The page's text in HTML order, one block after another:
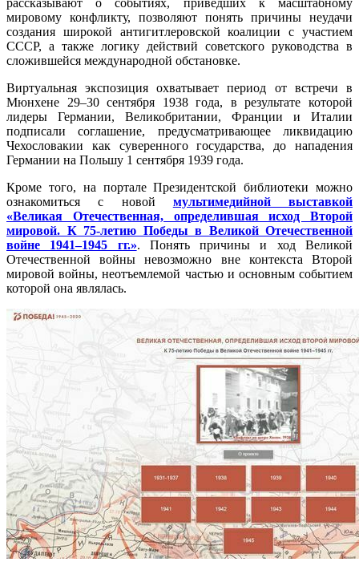
мировому конфликту, позволяют понять причины неудачи
создания широкой антигитлеровской коалиции с участием
СССР, а также логику действий советского руководства в
сложившейся международной обстановке.
Виртуальная экспозиция охватывает период от встречи в
Мюнхене 29–30 сентября 1938 года, в результате которой
лидеры Германии, Великобритании, Франции и Италии
подписали соглашение, предусматривающее ликвидацию
Чехословакии как суверенного государства, до нападения
Германии на Польшу 1 сентября 1939 года.
Кроме того, на портале Президентской библиотеки можно
ознакомиться с новой мультимедийной выставкой
«Великая Отечественная, определившая исход Второй
мировой. К 75-летию Победы в Великой Отечественной
войне 1941–1945 гг.». Понять причины и ход Великой
Отечественной войны невозможно вне контекста Второй
мировой войны, неотъемлемой частью и основным событием
которой она являлась.